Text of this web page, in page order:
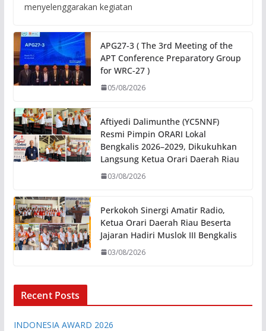
menyelenggarakan kegiatan
APG27-3 ( The 3rd Meeting of the
APT Conference Preparatory Group
for WRC-27 )
05/08/2026
Aftiyedi Dalimunthe (YC5NNF)
Resmi Pimpin ORARI Lokal
Bengkalis 2026–2029, Dikukuhkan
Langsung Ketua Orari Daerah Riau
03/08/2026
Perkokoh Sinergi Amatir Radio,
Ketua Orari Daerah Riau Beserta
Jajaran Hadiri Muslok III Bengkalis
03/08/2026
Recent Posts
INDONESIA AWARD 2026